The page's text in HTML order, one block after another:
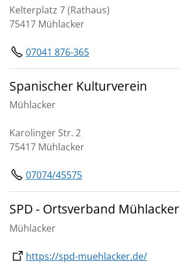
Kelterplatz 7 (Rathaus)
75417 Mühlacker
07041 876-365
Spanischer Kulturverein
Mühlacker
Karolinger Str. 2
75417 Mühlacker
07074/45575
SPD - Ortsverband Mühlacker
Mühlacker
https://spd-muehlacker.de/